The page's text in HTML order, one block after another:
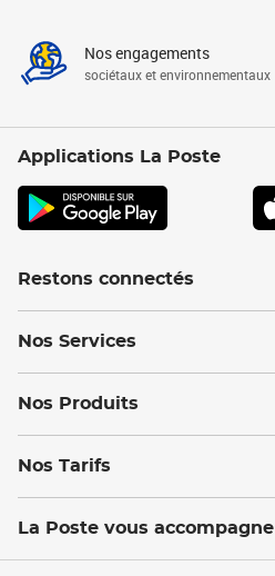
Nos engagements
sociétaux et environnementaux
Applications La Poste
Restons connectés
Nos Services
Nos Produits
Nos Tarifs
La Poste vous accompagne